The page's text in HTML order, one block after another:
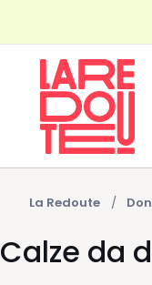
La Redoute
Calze da